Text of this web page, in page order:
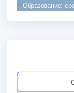
образование: